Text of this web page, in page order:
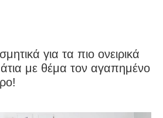
για τα πιο ονειρικά
με θέμα τον αγαπημένο